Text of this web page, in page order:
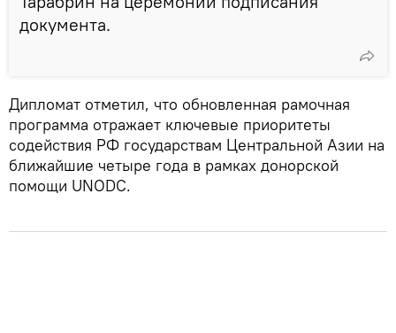
документа.
Дипломат отметил, что обновленная рамочная
программа отражает ключевые приоритеты
содействия РФ государствам Центральной Азии на
ближайшие четыре года в рамках донорской
помощи UNODC.